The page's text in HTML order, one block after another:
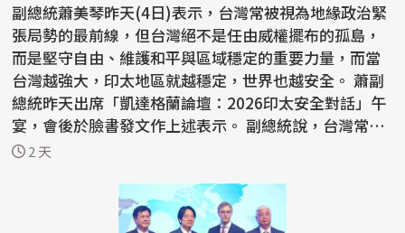
副總統蕭美琴昨天(4日)表示，台灣常被視為地緣政治緊
張局勢的最前線，但台灣絕不是任由威權擺布的孤島，
而是堅守自由、維護和平與區域穩定的重要力量，而當
台灣越強大，印太地區就越穩定，世界也越安全。 蕭副
總統昨天出席「凱達格蘭論壇：2026印太安全對話」午
宴，會後於臉書發文作上述表示。 副總統說，台灣常
被...2 天